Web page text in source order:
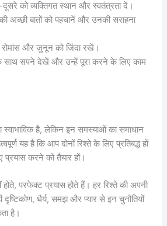
को व्यक्तिगत स्थान और स्वतंत्रता दें।
अच्छी बातों को पहचानें और उनकी सराहना
रोमांस और जुनून को जिंदा रखें।
साथ सपने देखें और उन्हें पूरा करने के लिए काम
है, लेकिन इन समस्याओं का समाधान
यह है कि आप दोनों रिश्ते के लिए प्रतिबद्ध हों
करने को तैयार हों।
परफेक्ट प्रयास होते हैं। हर रिश्ते की अपनी
दृष्टिकोण, धैर्य, समझ और प्यार से इन चुनौतियों
है।